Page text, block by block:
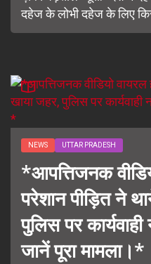
दहेज के लोभी दहेज के लिए
NEWS UTTAR PRADESH
*आपत्तिजनक
परेशान पीड़ित ने
पुलिस पर
जानें पूरा मामला।*